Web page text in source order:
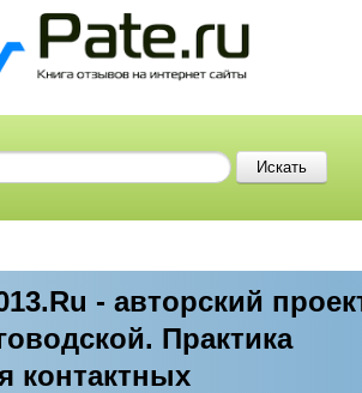
- авторский
Практика
контактных